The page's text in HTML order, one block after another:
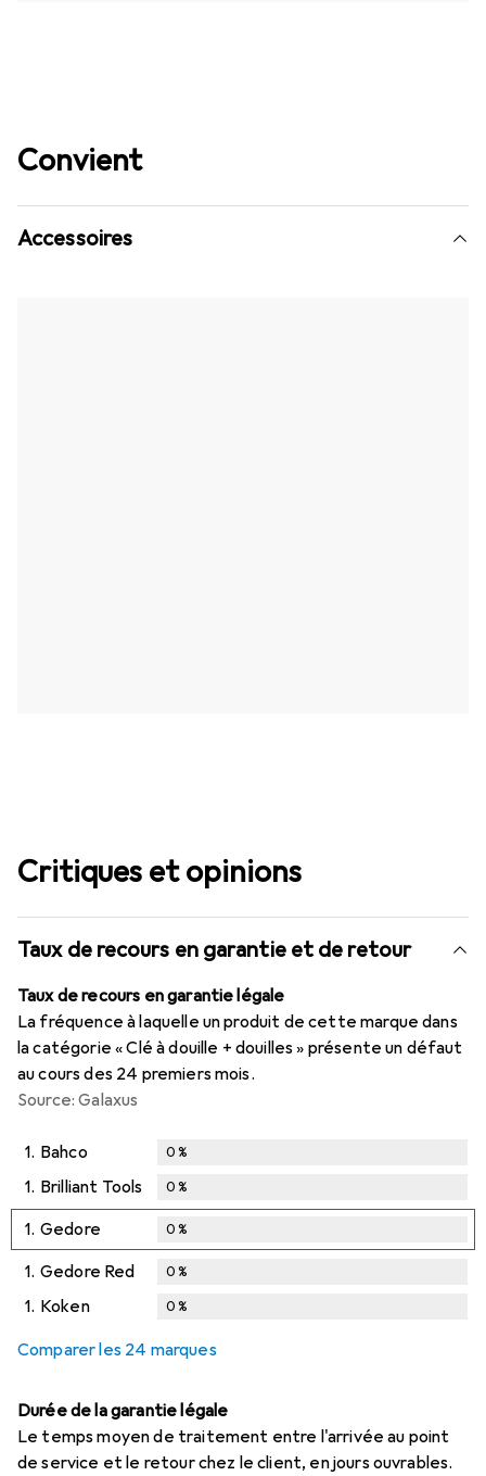
Convient
Accessoires
Critiques et opinions
Taux de recours en garantie et de retour
Taux de recours en garantie légale
La fréquence à laquelle un produit de cette marque dans
la catégorie « Clé à douille + douilles » présente un défaut
au cours des 24 premiers mois.
Source: Galaxus
1. Bahco 0%
1. Brilliant Tools 0%
1. Gedore 0%
1. Gedore Red 0%
1. Koken 0%
Comparer les 24 marques
Durée de la garantie légale
Le temps moyen de traitement entre l'arrivée au point
de service et le retour chez le client, en jours ouvrables.